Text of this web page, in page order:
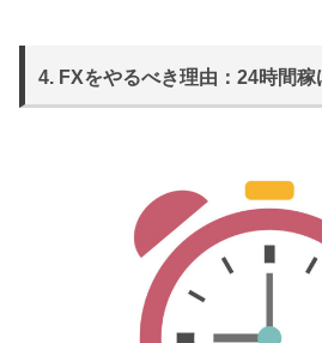
4. FXをやるべき理由：24時間